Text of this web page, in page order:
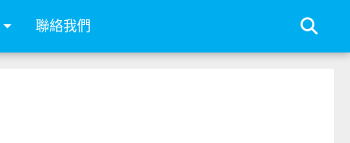
聯絡我們